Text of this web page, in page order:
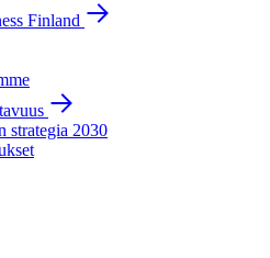
Finland
strategia 2030